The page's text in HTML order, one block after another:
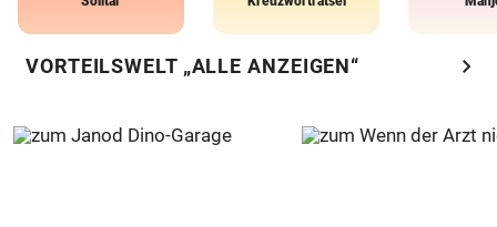
VORTEILSWELT „ALLE ANZEIGEN“ chevron_right